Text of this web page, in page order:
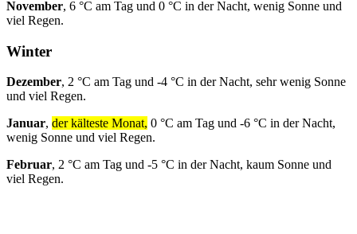
November, 6 °C am Tag und 0 °C in der Nacht, wenig Sonne und
viel Regen.
Winter
Dezember, 2 °C am Tag und -4 °C in der Nacht, sehr wenig Sonne
und viel Regen.
Januar, der kälteste Monat, 0 °C am Tag und -6 °C in der Nacht,
wenig Sonne und viel Regen.
Februar, 2 °C am Tag und -5 °C in der Nacht, kaum Sonne und
viel Regen.